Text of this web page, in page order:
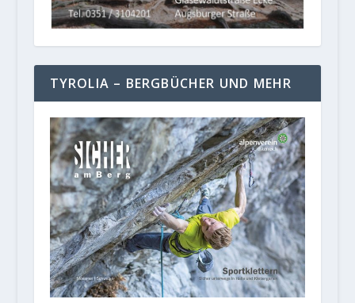
TYROLIA – BERGBÜCHER UND MEHR